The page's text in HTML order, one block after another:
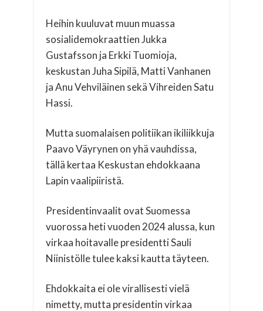
Heihin kuuluvat muun muassa
sosialidemokraattien Jukka
Gustafsson ja Erkki Tuomioja,
keskustan Juha Sipilä, Matti Vanhanen
ja Anu Vehviläinen sekä Vihreiden Satu
Hassi.
Mutta suomalaisen politiikan ikiliikkuja
Paavo Väyrynen on yhä vauhdissa,
tällä kertaa Keskustan ehdokkaana
Lapin vaalipiiristä.
Presidentinvaalit ovat Suomessa
vuorossa heti vuoden 2024 alussa, kun
virkaa hoitavalle presidentti Sauli
Niinistölle tulee kaksi kautta täyteen.
Ehdokkaita ei ole virallisesti vielä
nimetty, mutta presidentin virkaa